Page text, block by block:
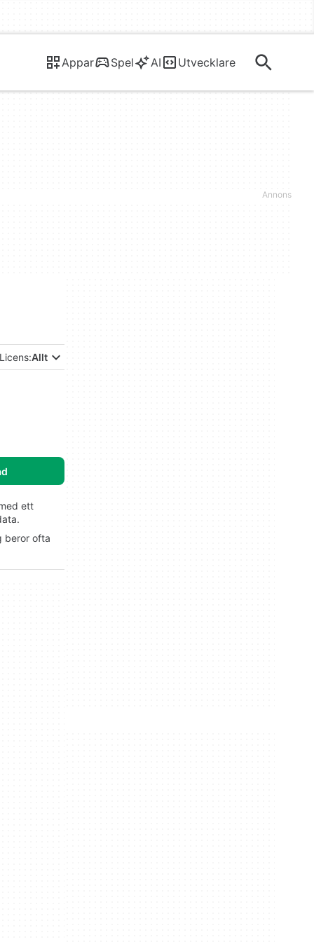
Appar Spel AI Utvecklare
Licens:Allt
ett
beror ofta